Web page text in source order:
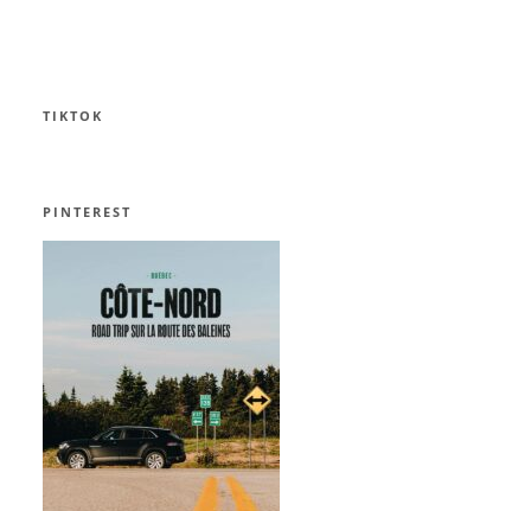
TIKTOK
PINTEREST